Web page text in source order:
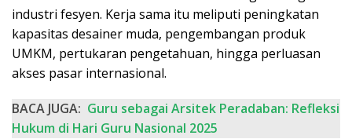
industri fesyen. Kerja sama itu meliputi peningkatan
kapasitas desainer muda, pengembangan produk
UMKM, pertukaran pengetahuan, hingga perluasan
akses pasar internasional.
BACA JUGA: Guru sebagai Arsitek Peradaban: Refleksi
Hukum di Hari Guru Nasional 2025